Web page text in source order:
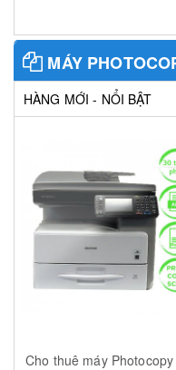
MÁY
HÀNG MỚI - NỔI BẬT
Cho thuê máy Photocopy